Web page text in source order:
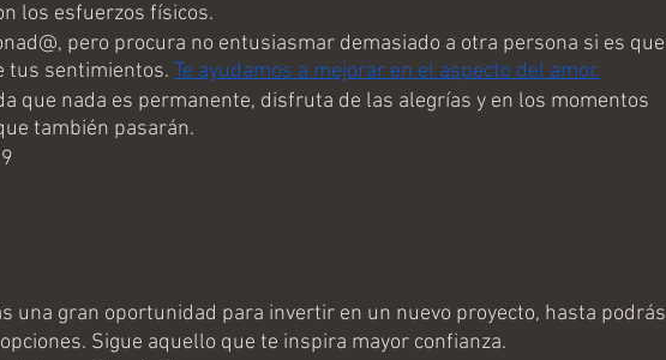
los esfuerzos físicos.
pero procura no entusiasmar demasiado a otra persona si es que
tus sentimientos. Te ayudamos a mejorar en el aspecto del amor.
que nada es permanente, disfruta de las alegrías y en los momentos
también pasarán.
una gran oportunidad para invertir en un nuevo proyecto, hasta podrás
Sigue aquello que te inspira mayor confianza.